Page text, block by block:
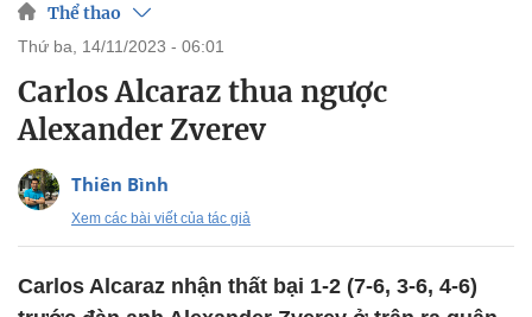
Thể thao
thứ ba, 14/11/2023 - 06:01
Carlos Alcaraz thua ngược
Alexander Zverev
Thiên Bình
Xem các bài viết của tác giả
Carlos Alcaraz nhận thất bại 1-2 (7-6, 3-6, 4-6)